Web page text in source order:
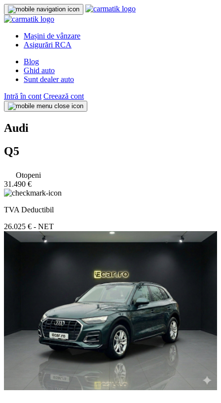
Mașini de vânzare
Asigurări RCA
Blog
Ghid auto
Sunt dealer auto
Intră în cont Creează cont
Audi
Q5
Otopeni
31.490 €
TVA Deductibil
26.025 € - NET